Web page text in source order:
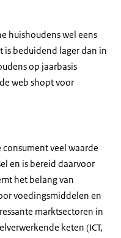
huishoudens wel eens
beduidend lager dan in
op jaarbasis
web shopt voor
veel waarde
en is bereid daarvoor
het belang van
voedingsmiddelen en
marktsectoren in
keten (ICT,